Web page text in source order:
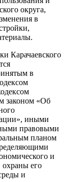
округа,
в
Карачаевского
в
законом «Об
иными
правовыми
планом
и
охраны его
и